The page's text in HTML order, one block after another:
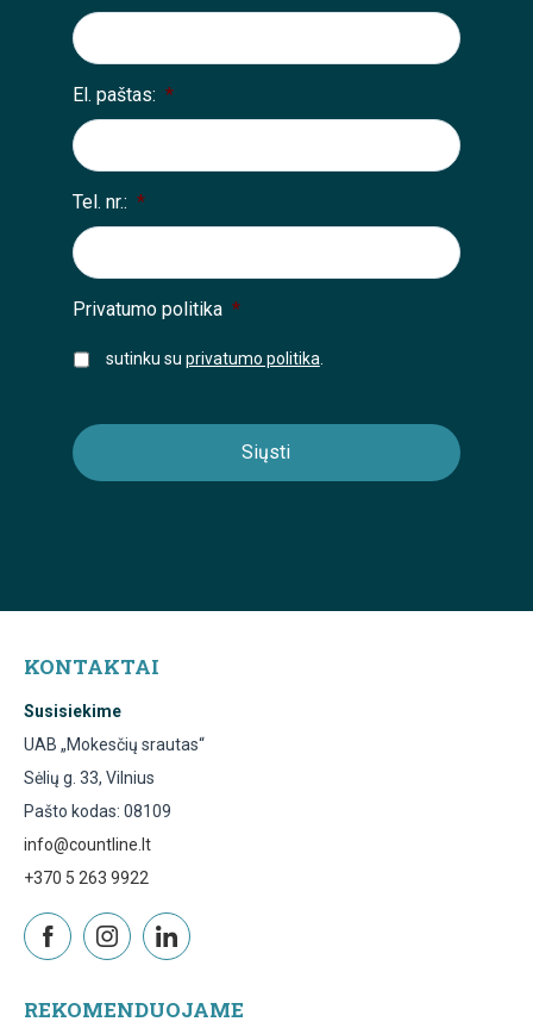
El. paštas: *
Tel. nr.: *
Privatumo politika *
sutinku su privatumo politika
KONTAKTAI
Susisiekime
UAB „Mokesčių srautas“
Sėlių g. 33, Vilnius
Pašto kodas: 08109
info@countline.lt
+370 5 263 9922
REKOMENDUOJAME